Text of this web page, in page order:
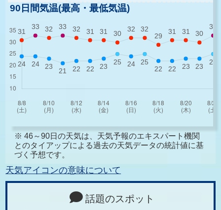
90日間気温(最高・最低気温)
※ 46～90日の天気は、天気予報のエキスパート機関
とのタイアップによる過去の天気データの統計値に基
づく予想です。
天気アイコンの意味について
話題のスポット